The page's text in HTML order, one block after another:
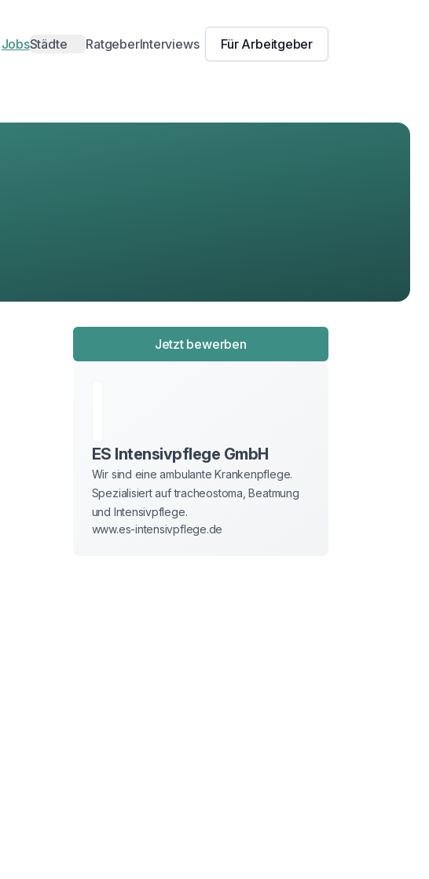
Jobs
Städte
MünchenDresden
Städte RatgeberInterviews Für Arbeitgeber
Jetzt bewerben
ES Intensivpflege GmbH
Wir sind eine ambulante Krankenpflege.
Spezialisiert auf tracheostoma, Beatmung
und Intensivpflege.
www.es-intensivpflege.de